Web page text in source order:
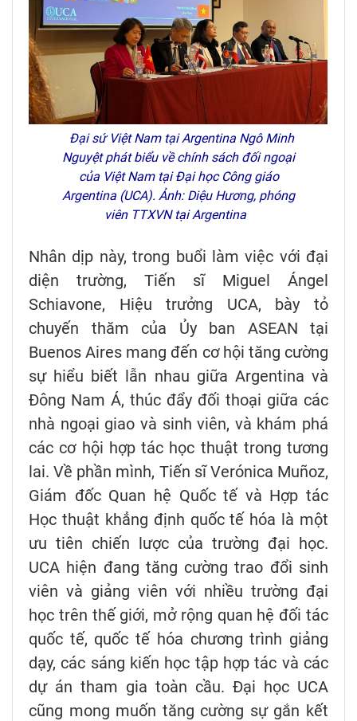
Đại sứ Việt Nam tại Argentina Ngô Minh
Nguyệt phát biểu về chính sách đối ngoại
của Việt Nam tại Đại học Công giáo
Argentina (UCA). Ảnh: Diệu Hương, phóng
viên TTXVN tại Argentina
Nhân dịp này, trong buổi làm việc với đại
diện trường, Tiến sĩ Miguel Ángel
Schiavone, Hiệu trưởng UCA, bày tỏ
chuyến thăm của Ủy ban ASEAN tại
Buenos Aires mang đến cơ hội tăng cường
sự hiểu biết lẫn nhau giữa Argentina và
Đông Nam Á, thúc đẩy đối thoại giữa các
nhà ngoại giao và sinh viên, và khám phá
các cơ hội hợp tác học thuật trong tương
lai. Về phần mình, Tiến sĩ Verónica Muñoz,
Giám đốc Quan hệ Quốc tế và Hợp tác
Học thuật khẳng định quốc tế hóa là một
ưu tiên chiến lược của trường đại học.
UCA hiện đang tăng cường trao đổi sinh
viên và giảng viên với nhiều trường đại
học trên thế giới, mở rộng quan hệ đối tác
quốc tế, quốc tế hóa chương trình giảng
dạy, các sáng kiến học tập hợp tác và các
dự án tham gia toàn cầu. Đại học UCA
cũng mong muốn tăng cường sự gắn kết